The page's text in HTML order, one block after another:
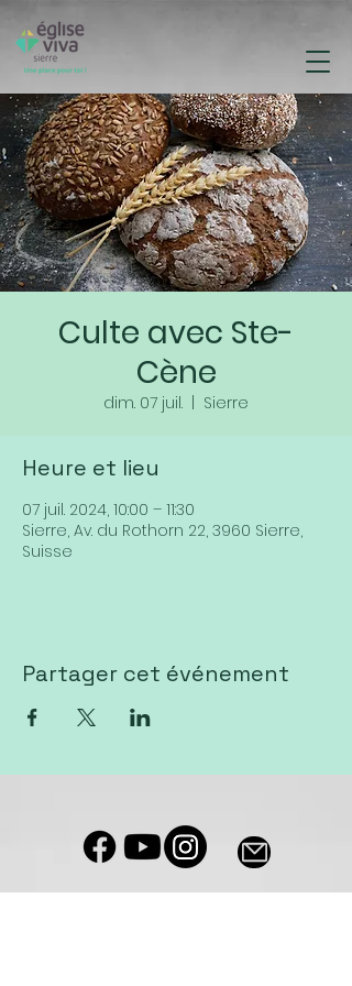
Culte avec Ste-
Cène
dim. 07 juil. Sierre
Heure et lieu
07 juil. 2024, 10:00 – 11:30
Sierre, Av. du Rothorn 22, 3960 Sierre,
Suisse
Partager cet événement